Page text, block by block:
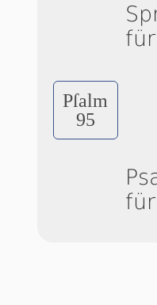
Pſalm
95